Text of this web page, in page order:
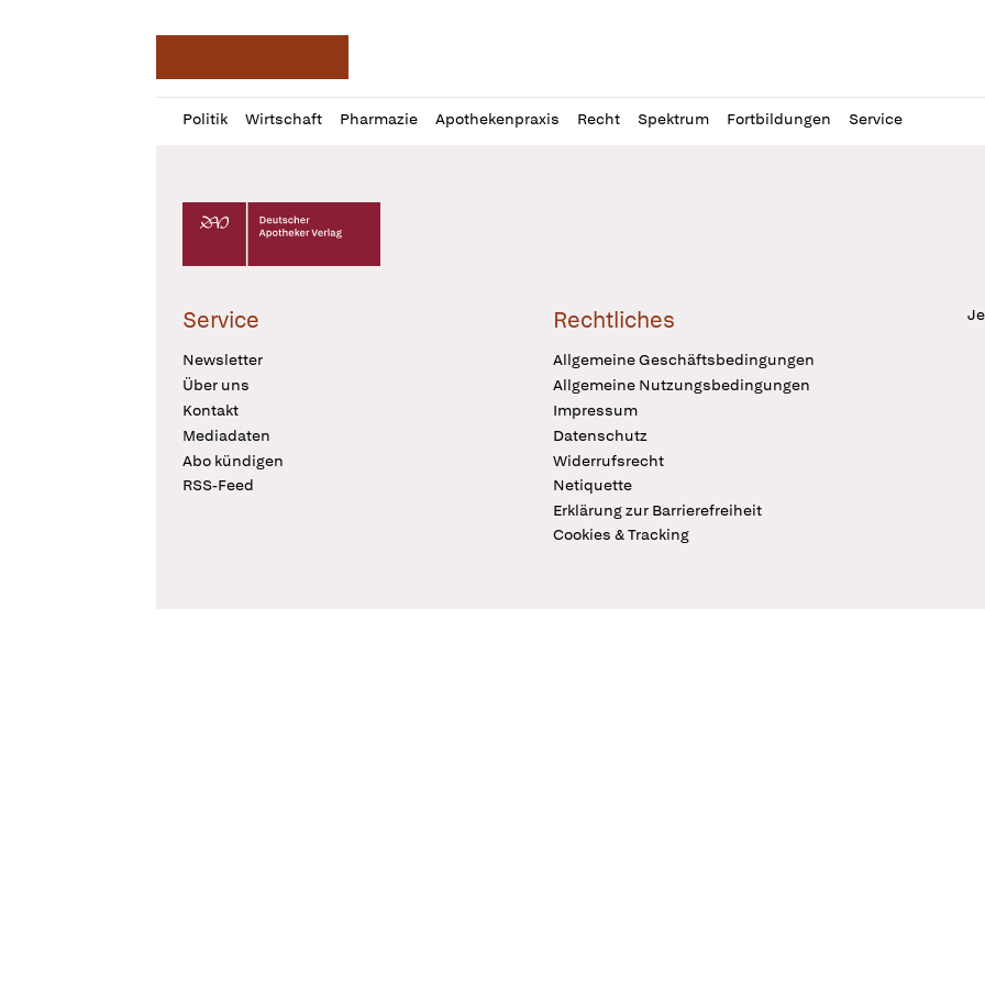
Politik Wirtschaft Pharmazie Apothekenpraxis Recht Spektrum Fortbildungen Service
Profil
öffnen
Daz
Pur
Deutscher Apotheker Verlag Logo
Service
Newsletter
Über uns
Kontakt
Mediadaten
Abo kündigen
RSS-Feed
Rechtliches
Allgemeine Geschäftsbedingungen
Allgemeine Nutzungsbedingungen
Impressum
Datenschutz
Widerrufsrecht
Netiquette
Erklärung zur Barrierefreiheit
Cookies & Tracking